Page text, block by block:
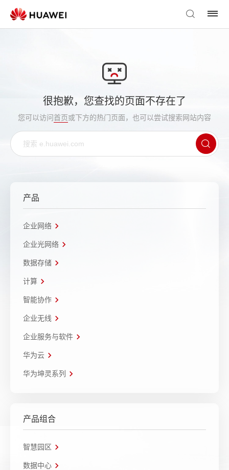
很抱歉，您查找的页面不存在了
您可以访问首页或下方的热门页面，也可以尝试搜索网站内容
产品
企业网络
企业光网络
数据存储
计算
智能协作
企业无线
企业服务与软件
华为云
华为坤灵系列
产品组合
智慧园区
数据中心